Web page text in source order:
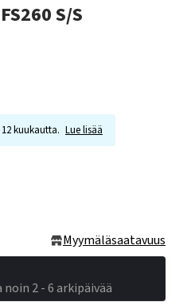
S/S
kuukautta. Lue lisää
Myymäläsaatavuus
2 - 6 arkipäivää